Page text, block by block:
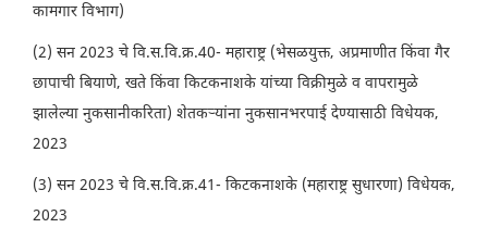
कामगार विभाग)
(2) सन 2023 चे वि.स.वि.क्र.40- महाराष्ट्र (भेसळयुक्त, अप्रमाणीत किंवा गैर
छापाची बियाणे, खते किंवा किटकनाशके यांच्या विक्रीमुळे व वापरामुळे
झालेल्या नुकसानीकरिता) शेतकऱ्यांना नुकसानभरपाई देण्यासाठी विधेयक,
2023
(3) सन 2023 चे वि.स.वि.क्र.41- किटकनाशके (महाराष्ट्र सुधारणा) विधेयक,
2023